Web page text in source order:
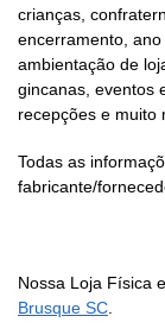
crianças,
encerramento,
ambientação de
gincanas, eventos
recepções e muito
Todas as
fabricante/
Nossa Loja Física
Brusque SC